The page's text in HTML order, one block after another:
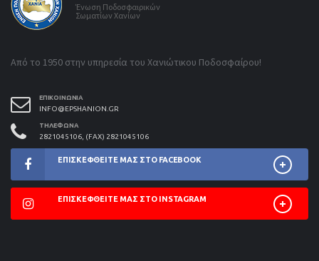
Ένωση Ποδοσφαιρικών
Σωματίων Χανίων
Από το 1950 στην υπηρεσία του Χανιώτικου Ποδοσφαίρου!
ΕΠΙΚΟΙΝΩΝΊΑ
INFO@EPSHANION.GR
ΤΗΛΈΦΩΝΑ
2821045106, (FAX) 2821045106
ΕΠΙΣΚΕΦΘΕΊΤΕ ΜΑΣ ΣΤΟ FACEBOOK
ΕΠΙΣΚΕΦΘΕΊΤΕ ΜΑΣ ΣΤΟ INSTAGRAM